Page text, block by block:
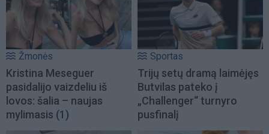
Žmonės
Kristina Meseguer
pasidalijo vaizdeliu iš
lovos: šalia – naujas
mylimasis (1)
Sportas
Trijų setų dramą laimėjęs
Butvilas pateko į
„Challenger“ turnyro
pusfinalį